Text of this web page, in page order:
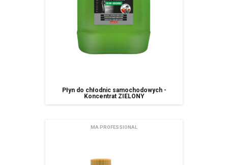
Płyn do chłodnic samochodowych -
Koncentrat ZIELONY
MA PROFESSIONAL